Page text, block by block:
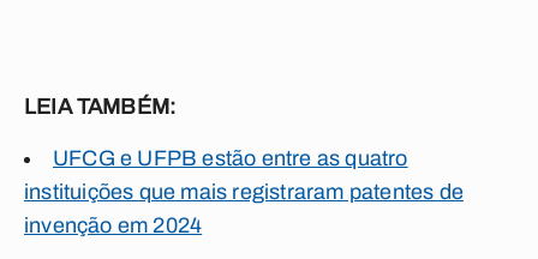
LEIA TAMBÉM:
UFCG e UFPB estão entre as quatro
instituições que mais registraram patentes de
invenção em 2024